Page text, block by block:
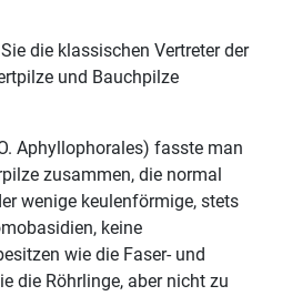
die klassischen Vertreter der
und Bauchpilze
Aphyllophorales) fasste man
zusammen, die normal
wenige keulenförmige, stets
keine
wie die Faser- und
die Röhrlinge, aber nicht zu